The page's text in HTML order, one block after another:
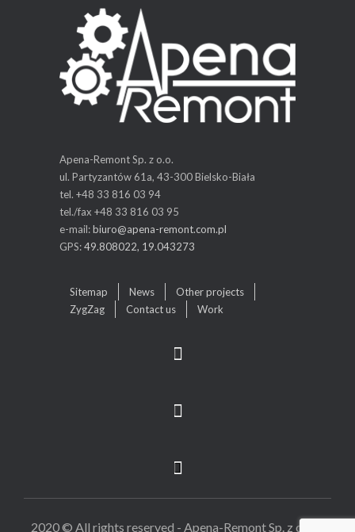
Apena-Remont Sp. z o.o.
ul. Partyzantów 61a, 43-300 Bielsko-Biała
tel. +48 33 816 03 94
tel./fax +48 33 816 03 95
e-mail:biuro@apena-remont.com.pl
GPS:49.808022, 19.043273
Sitemap News
Other projects
ZygZag
Contact us Work
2020 © All rights reserved - Apena-Remont Sp. z o. o. -